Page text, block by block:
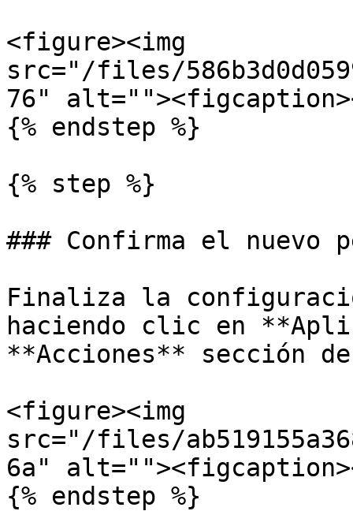
<figure><img
src="/files/
76"
{% endstep %}
{% step %}
### Confirma el nuevo
Finaliza la
haciendo clic en
**Acciones** sección
<figure><img
src="/files/
6a"
{% endstep %}